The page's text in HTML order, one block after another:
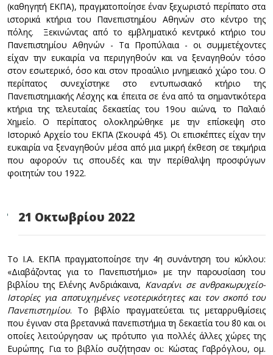
(καθηγητή ΕΚΠΑ), πραγματοποίησε έναν ξεχωριστό περίπατο στα
ιστορικά κτήρια του Πανεπιστημίου Αθηνών στο κέντρο της
πόλης. Ξεκινώντας από το εμβληματικό κεντρικό κτήριο του
Πανεπιστημίου Αθηνών - Τα Προπύλαια - οι συμμετέχοντες
είχαν την ευκαιρία να περιηγηθούν και να ξεναγηθούν τόσο
στον εσωτερικό, όσο και στον προαύλιο μνημειακό χώρο του. Ο
περίπατος συνεχίστηκε στο εντυπωσιακό κτήριο της
Πανεπιστημιακής Λέσχης και έπειτα σε ένα από τα σημαντικότερα
κτήρια της τελευταίας δεκαετίας του 19ου αιώνα, το Παλαιό
Χημείο. Ο περίπατος ολοκληρώθηκε με την επίσκεψη στο
Ιστορικό Αρχείο του ΕΚΠΑ (Σκουφά 45). Οι επισκέπτες είχαν την
ευκαιρία να ξεναγηθούν μέσα από μια μικρή έκθεση σε τεκμήρια
που αφορούν τις σπουδές και την περίθαλψη προσφύγων
φοιτητών του 1922.
21 Οκτωβρίου 2022
Το Ι.Α. ΕΚΠΑ πραγματοποίησε την 4η συνάντηση του κύκλου:
«Διαβάζοντας για το Πανεπιστήμιο» με την παρουσίαση του
βιβλίου της Ελένης Ανδριάκαινα, Καναρίνι σε ανθρακωρυχείο-
Ιστορίες για αποτυχημένες νεοτερικότητες και τον σκοπό του
Πανεπιστημίου. Το βιβλίο πραγματεύεται τις μεταρρυθμίσεις
που έγιναν στα βρετανικά πανεπιστήμια τη δεκαετία του ΄80 και οι
οποίες λειτούργησαν ως πρότυπο για πολλές άλλες χώρες της
Ευρώπης. Για το βιβλίο συζήτησαν οι: Κώστας Γαβρόγλου, ομ.